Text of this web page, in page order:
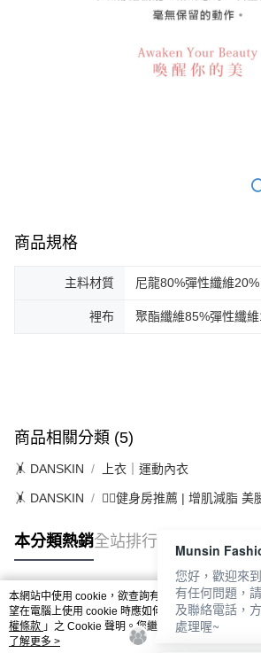
商品規格
主料材質 尼龍80%彈性纖維20%
裡布 聚酯纖維85%彈性纖
商品相關分類 (5)
🤸 DANSKIN 上衣｜運動內衣
🤸 DANSKIN 🏋️‍♀️健身房推薦 | 增肌減脂 美
本分類熱銷全站排行
熱門標籤
本網站中使用 cookie，欲查詢有關本網站使用 cookie
望在電腦上使用 cookie 時應如何變更電腦的 cookie
權條款 」之 Cookie 聲明。您繼續使用本網站即表示
用條款之 Cookie 聲明使用 cookie。
了解更多 >
Munsin
您好，歡迎來
有任何問題，
及聯絡電話，
處理喔~